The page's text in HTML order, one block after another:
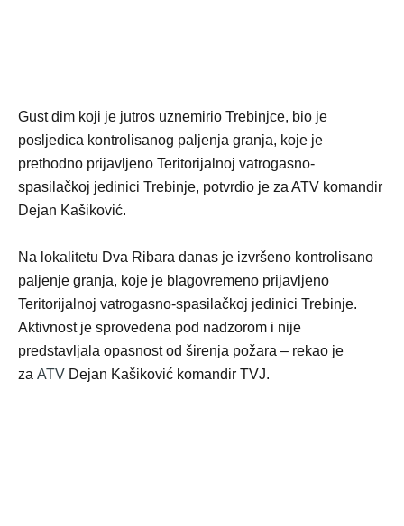
Gust dim koji je jutros uznemirio Trebinjce, bio je
posljedica kontrolisanog paljenja granja, koje je
prethodno prijavljeno Teritorijalnoj vatrogasno-
spasilačkoj jedinici Trebinje, potvrdio je za ATV komandir
Dejan Kašiković.
Na lokalitetu Dva Ribara danas je izvršeno kontrolisano
paljenje granja, koje je blagovremeno prijavljeno
Teritorijalnoj vatrogasno-spasilačkoj jedinici Trebinje.
Aktivnost je sprovedena pod nadzorom i nije
predstavljala opasnost od širenja požara – rekao je
za ATV Dejan Kašiković komandir TVJ.